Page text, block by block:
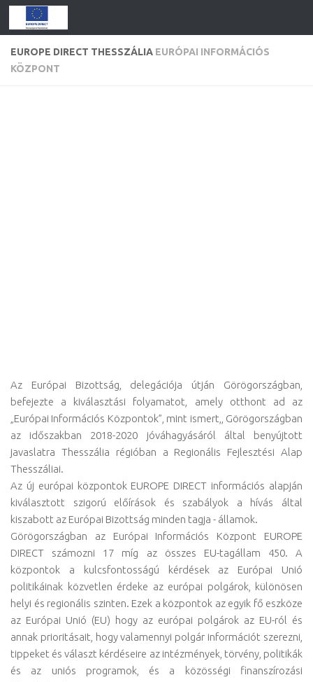
EUROPE DIRECT THESSZÁLIA EURÓPAI INFORMÁCIÓS
KÖZPONT
Az Európai Bizottság, delegációja útján Görögországban,
befejezte a kiválasztási folyamatot, amely otthont ad az
„Európai Információs Központok”, mint ismert,, Görögországban
az időszakban 2018-2020 jóváhagyásáról által benyújtott
javaslatra Thesszália régióban a Regionális Fejlesztési Alap
Thesszáliai.
Az új európai központok EUROPE DIRECT információs alapján
kiválasztott szigorú előírások és szabályok a hívás által
kiszabott az Európai Bizottság minden tagja - államok.
Görögországban az Európai Információs Központ EUROPE
DIRECT számozni 17 míg az összes EU-tagállam 450. A
központok a kulcsfontosságú kérdések az Európai Unió
politikáinak közvetlen érdeke az európai polgárok, különösen
helyi és regionális szinten. Ezek a központok az egyik fő eszköze
az Európai Unió (EU) hogy az európai polgárok az EU-ról és
annak prioritásait, hogy valamennyi polgár információt szerezni,
tippeket és választ kérdéseire az intézmények, törvény, politikák
és az uniós programok, és a közösségi finanszírozási